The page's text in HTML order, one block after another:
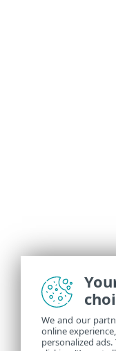
We and our
online
personalized